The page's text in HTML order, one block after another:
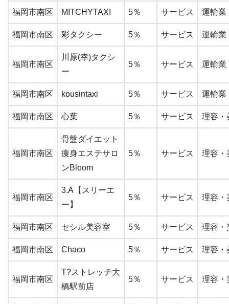
福岡市南区 MITCHYTAXI 5％ サービス 運輸業
福岡市南区 彩タクシー 5％ サービス 運輸業
福岡市南区
川原(幸)タクシ
ー
5％ サービス 運輸業
福岡市南区 kousintaxi 5％ サービス 運輸業
福岡市南区 心葉 5％ サービス 理容・
福岡市南区
骨盤ダイエット
痩身エステサロ
ンBloom
5％ サービス 理容・
福岡市南区
3.A【スリーエ
ー】
5％ サービス 理容・
福岡市南区 セシル美容室 5％ サービス 理容・
福岡市南区 Chaco 5％ サービス 理容・
福岡市南区
T?ストレッチ大
橋駅前店
5％ サービス 理容・